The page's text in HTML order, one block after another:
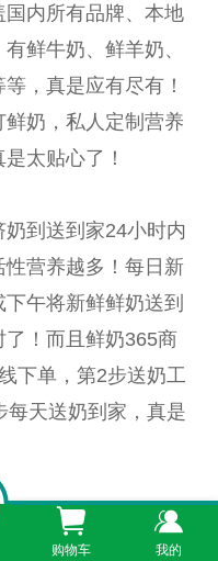
内所有品牌、本地
鲜牛奶、鲜羊奶、
，真是应有尽有！
奶，私人定制营养
太贴心了！
到送到家24小时内
营养越多！每日新
午将新鲜鲜奶送到
！而且鲜奶365商
下单，第2步送奶工
每天送奶到家，真是
新鲜、方便之外，价
起，价格为150-300
购物车 我的